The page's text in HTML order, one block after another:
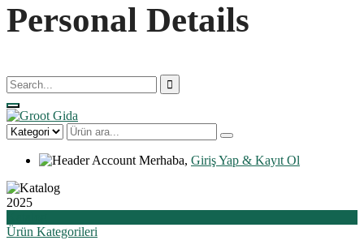
Personal Details
Merhaba, Giriş Yap & Kayıt Ol
2025
Ürün Kategorileri